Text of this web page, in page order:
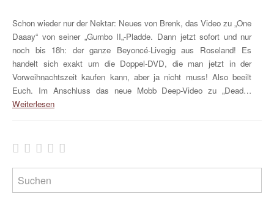
Schon wieder nur der Nektar: Neues von Brenk, das Video zu „One
Daaay“ von seiner „Gumbo II„-Pladde. Dann jetzt sofort und nur
noch bis 18h: der ganze Beyoncé-Livegig aus Roseland! Es
handelt sich exakt um die Doppel-DVD, die man jetzt in der
Vorweihnachtszeit kaufen kann, aber ja nicht muss! Also beeilt
Euch. Im Anschluss das neue Mobb Deep-Video zu „Dead…
Weiterlesen